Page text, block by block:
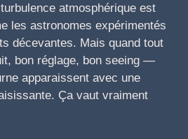
atmosphérique est
les astronomes expérimentés
décevantes. Mais quand tout
bon réglage, bon seeing —
apparaissent avec une
Ça vaut vraiment